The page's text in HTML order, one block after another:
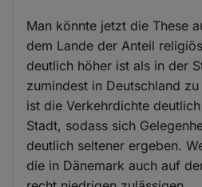
Man könnte jetzt die These
dem Lande der Anteil
deutlich höher ist als in der
zumindest in Deutschland
ist die Verkehrdichte
Stadt, sodass sich
deutlich seltener ergeben.
die in Dänemark auch auf